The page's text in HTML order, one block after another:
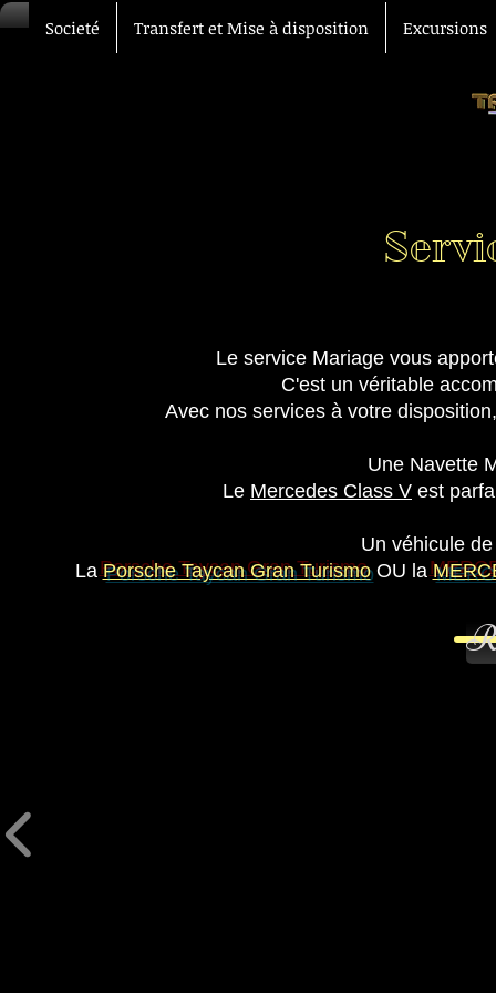
Societé Transfert et Mise à disposition Excursions
Le service Mariage vous
C'est un véritable
Avec nos services à votre
Une Navette
Le Mercedes Class V est
Un véhicule
LaPorsche Taycan Gran TurismoOU la